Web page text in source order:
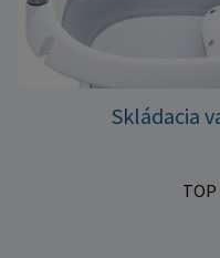
Skládacia
TOP